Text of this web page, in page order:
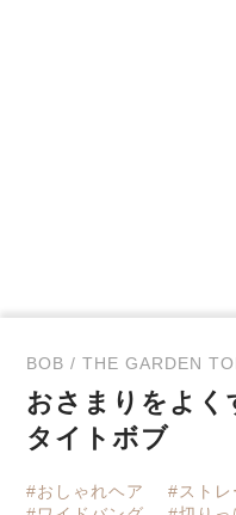
BOB / THE GARDEN
おさまりをよく
タイトボブ
#おしゃれヘア #ストレ